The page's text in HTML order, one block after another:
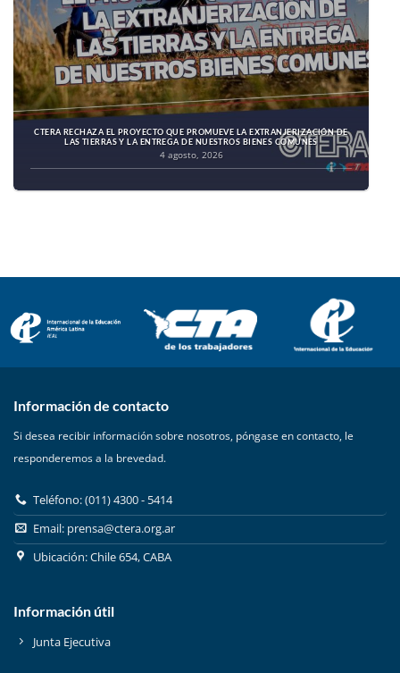
CTERA RECHAZA EL PROYECTO QUE PROMUEVE LA EXTRANJERIZACIÓN DE
LAS TIERRAS Y LA ENTREGA DE NUESTROS BIENES COMUNES
4 agosto, 2026
Información de contacto
Si desea recibir información sobre nosotros, póngase en contacto, le
responderemos a la brevedad.
Teléfono: (011) 4300 - 5414
Email: prensa@ctera.org.ar
Ubicación: Chile 654, CABA
Información útil
Junta Ejecutiva